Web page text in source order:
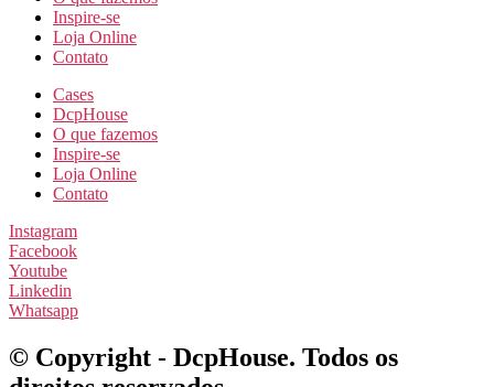
Inspire-se
Loja Online
Contato
Cases
DcpHouse
O que fazemos
Inspire-se
Loja Online
Contato
Instagram
Facebook
Youtube
Linkedin
Whatsapp
© Copyright - DcpHouse. Todos os